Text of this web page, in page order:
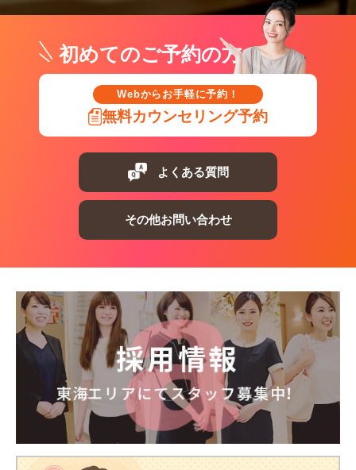
初めてのご予約の方
Webからお手軽に予約！
無料カウンセリング予約
よくある質問
その他お問い合わせ